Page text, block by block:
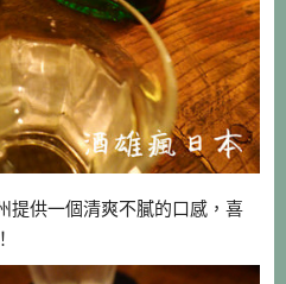
提供一個清爽不膩的口感，喜